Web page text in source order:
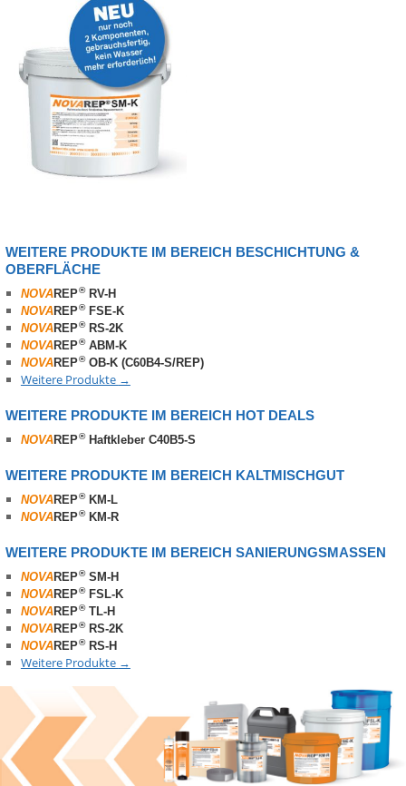
WEITERE PRODUKTE IM BEREICH BESCHICHTUNG &
OBERFLÄCHE
NOVAREP®RV-H
NOVAREP®FSE-K
NOVAREP®RS-2K
NOVAREP®ABM-K
NOVAREP®OB-K (C60B4-S/REP)
Weitere Produkte →
WEITERE PRODUKTE IM BEREICH HOT DEALS
NOVAREP®Haftkleber C40B5-S
WEITERE PRODUKTE IM BEREICH KALTMISCHGUT
NOVAREP®KM-L
NOVAREP®KM-R
WEITERE PRODUKTE IM BEREICH SANIERUNGSMASSEN
NOVAREP®SM-H
NOVAREP®FSL-K
NOVAREP®TL-H
NOVAREP®RS-2K
NOVAREP®RS-H
Weitere Produkte →